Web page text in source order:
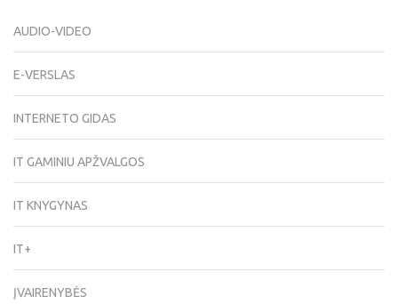
AUDIO-VIDEO
E-VERSLAS
INTERNETO GIDAS
IT GAMINIU APŽVALGOS
IT KNYGYNAS
IT+
ĮVAIRENYBĖS